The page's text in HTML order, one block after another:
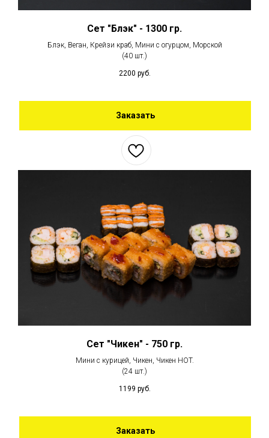
Сет "Блэк" - 1300 гр.
Блэк, Веган, Крейзи краб, Мини с огурцом, Морской
(40 шт.)
2200 руб.
Заказать
Сет "Чикен" - 750 гр.
Мини с курицей, Чикен, Чикен HOT.
(24 шт.)
1199 руб.
Заказать